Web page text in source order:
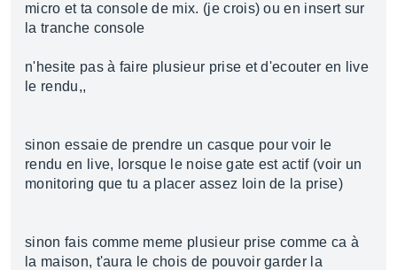
micro et ta console de mix. (je crois) ou en insert sur
la tranche console
n'hesite pas à faire plusieur prise et d'ecouter en live
le rendu,,
sinon essaie de prendre un casque pour voir le
rendu en live, lorsque le noise gate est actif (voir un
monitoring que tu a placer assez loin de la prise)
sinon fais comme meme plusieur prise comme ca à
la maison, t'aura le chois de pouvoir garder la